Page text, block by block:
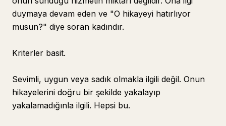
duymaya devam eden ve "O hikayeyi hatırlıyor
musun?" diye soran kadındır.
Kriterler basit.
Sevimli, uygun veya sadık olmakla ilgili değil. Onun
hikayelerini doğru bir şekilde yakalayıp
yakalamadığınla ilgili. Hepsi bu.